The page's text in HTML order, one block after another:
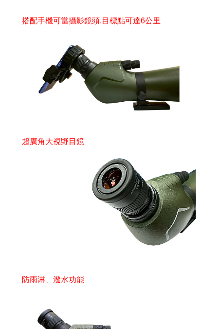
搭配手機可當攝影鏡頭,目標點可達6公里
超廣角大視野目鏡
防雨淋、潑水功能